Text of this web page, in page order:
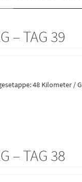
– TAG 39
48 Kilometer /
– TAG 38